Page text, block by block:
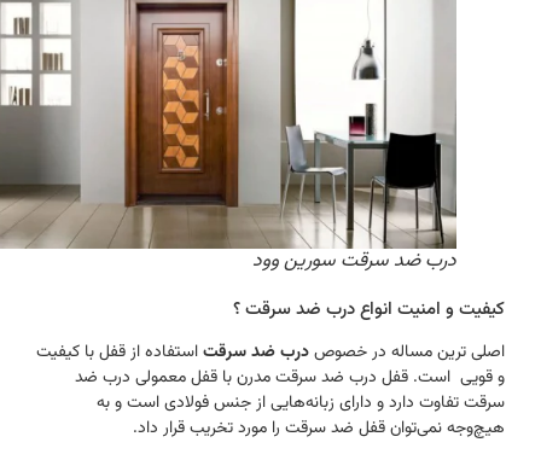
درب ضد سرقت سورین وود
کیفیت و امنیت انواع درب ضد سرقت ؟
اصلی ترین مساله در خصوصدرب ضد سرقتاستفاده از قفل‌ با کیفیت
و قویی است. قفل درب ضد سرقت مدرن با قفل‌ معمولی درب ضد
سرقت تفاوت دارد و دارای زبانه‌هایی از جنس فولادی است و به
هیچ‌وجه نمی‌توان قفل ضد سرقت را مورد تخریب قرار داد.